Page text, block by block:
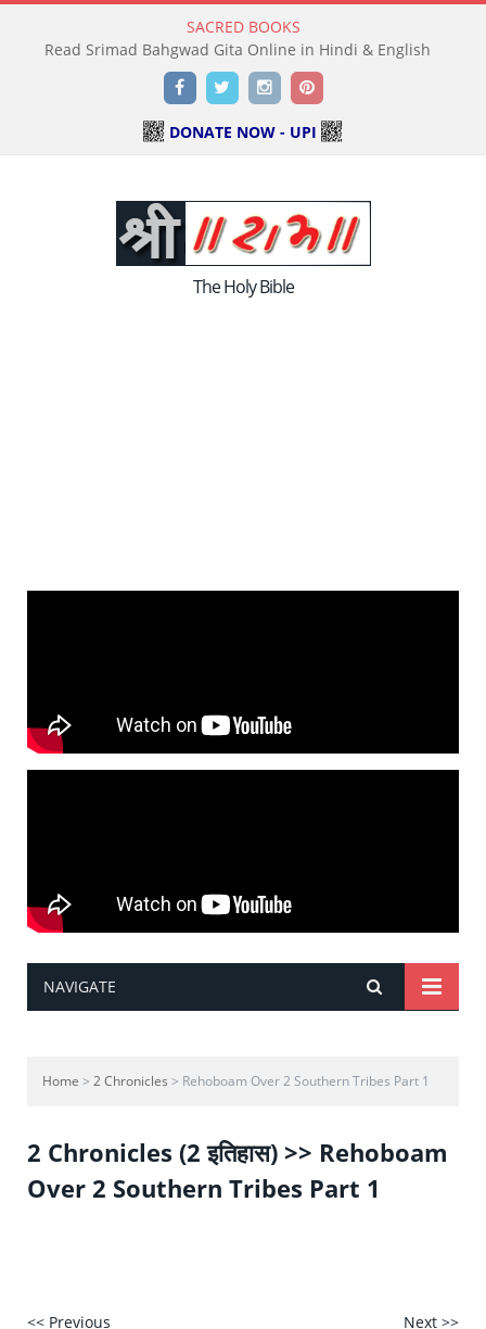
SACRED BOOKS
Read Srimad Bahgwad Gita Online in Hindi & English
FacebookTwitterInstagramPinterest
DONATE NOW - UPI
The Holy Bible
NAVIGATE
Home > 2 Chronicles > Rehoboam Over 2 Southern Tribes Part 1
2 Chronicles (2 इतिहास) >> Rehoboam
Over 2 Southern Tribes Part 1
<< Previous Next >>